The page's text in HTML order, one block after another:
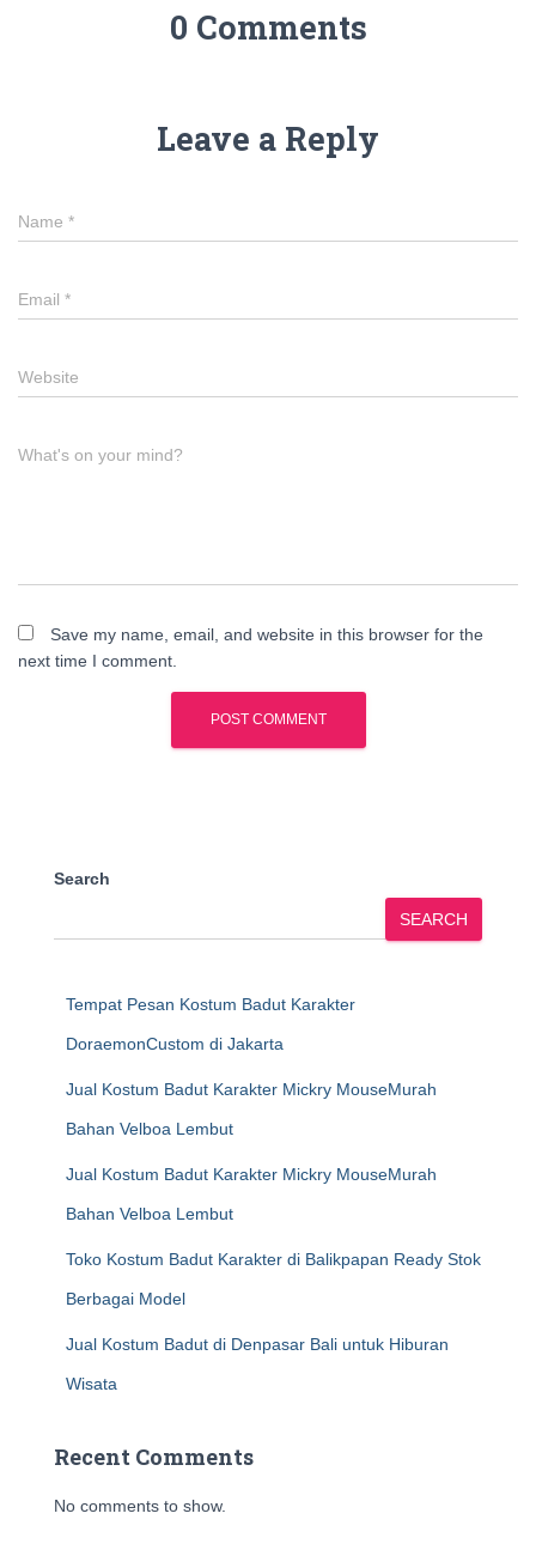
0 Comments
Leave a Reply
Name *
Email *
Website
What's on your mind?
Save my name, email, and website in this browser for the
next time I comment.
Search
SEARCH
Tempat Pesan Kostum Badut Karakter
DoraemonCustom di Jakarta
Jual Kostum Badut Karakter Mickry MouseMurah
Bahan Velboa Lembut
Jual Kostum Badut Karakter Mickry MouseMurah
Bahan Velboa Lembut
Toko Kostum Badut Karakter di Balikpapan Ready Stok
Berbagai Model
Jual Kostum Badut di Denpasar Bali untuk Hiburan
Wisata
Recent Comments
No comments to show.